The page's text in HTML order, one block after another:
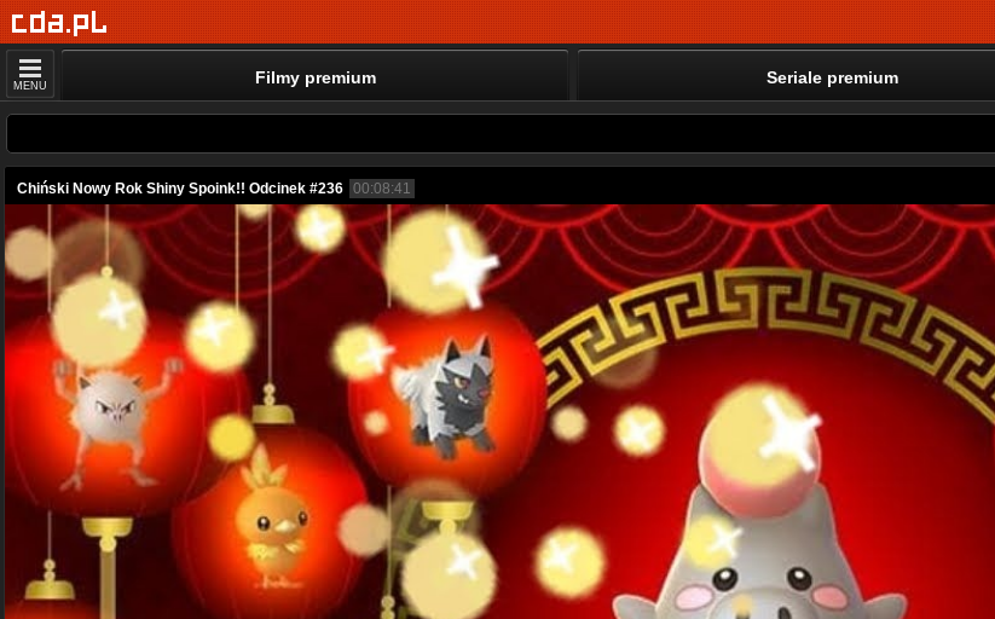
MENU Filmy premium Seriale premium
Chiński Nowy Rok Shiny Spoink!! Odcinek #236 00:08:41